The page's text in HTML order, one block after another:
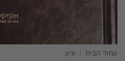
עמוד הבית / עיון